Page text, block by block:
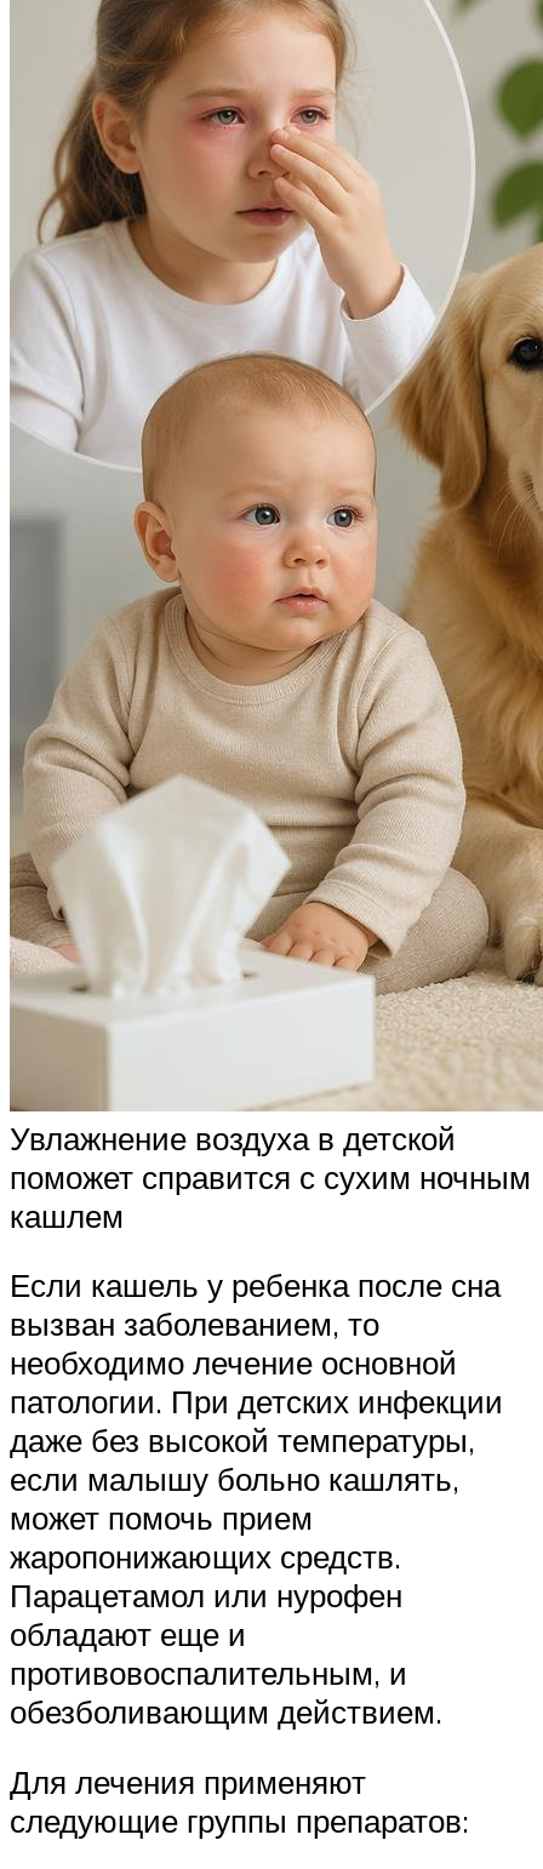
Увлажнение воздуха в детской
поможет справится с сухим ночным
кашлем
Если кашель у ребенка после сна
вызван заболеванием, то
необходимо лечение основной
патологии. При детских инфекции
даже без высокой температуры,
если малышу больно кашлять,
может помочь прием
жаропонижающих средств.
Парацетамол или нурофен
обладают еще и
противовоспалительным, и
обезболивающим действием.
Для лечения применяют
следующие группы препаратов: